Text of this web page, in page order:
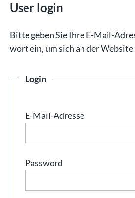
User login
Bit­te ge­ben Sie Ih­re E-Mail-
wort ein, um sich an der Web­site
Login
E-Mail-Adresse
Password